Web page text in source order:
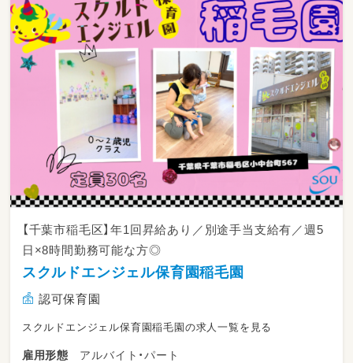
す！
【千葉市稲毛区】年1回昇給あり／別途手当支給有／週5
日×8時間勤務可能な方◎
スクルドエンジェル保育園稲毛園
認可保育園
スクルドエンジェル保育園稲毛園の求人一覧を見る
雇用形態
アルバイト・パート